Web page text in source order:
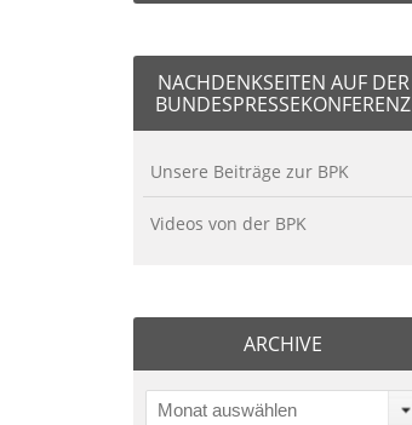
NACHDENKSEITEN AUF DER
BUNDESPRESSEKONFERENZ
Unsere Beiträge zur BPK
Videos von der BPK
ARCHIVE
Monat auswählen